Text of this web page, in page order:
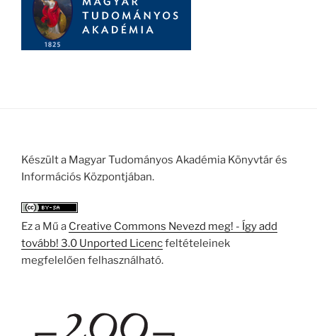
Készült a Magyar Tudományos Akadémia Könyvtár és
Információs Központjában.
Ez a Mű a Creative Commons Nevezd meg! - Így add
tovább! 3.0 Unported Licencfeltételeinek
megfelelően felhasználható.